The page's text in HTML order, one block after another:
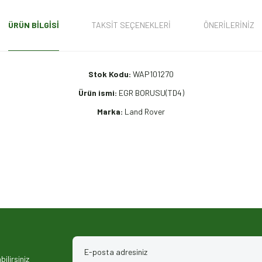
ÜRÜN BILGISI TAKSIT SEÇENEKLERI ÖNERILERINIZ
Stok Kodu: WAP101270
Ürün ismi: EGR BORUSU(TD4)
Marka: Land Rover